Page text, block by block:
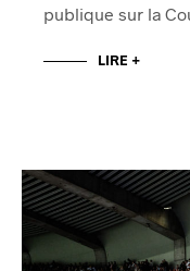
publique sur la
LIRE +